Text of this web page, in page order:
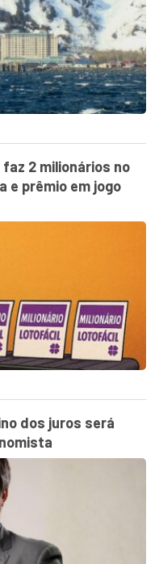
2 milionários no
e prêmio em jogo
dos juros será